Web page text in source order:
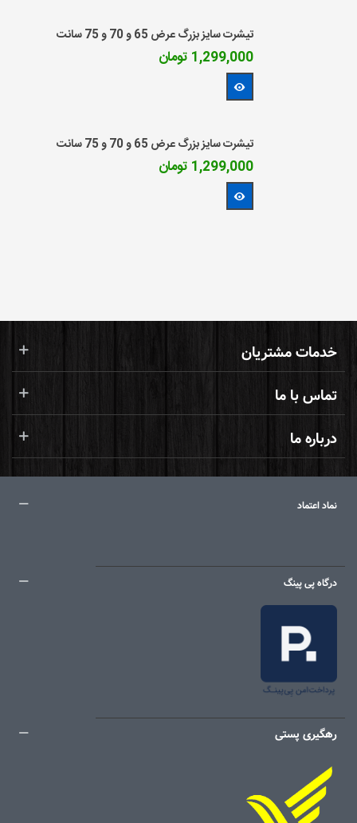
تیشرت سایز بزرگ عرض 65 و 70 و 75 سانت
1,299,000 تومان
تیشرت سایز بزرگ عرض 65 و 70 و 75 سانت
1,299,000 تومان
خدمات مشتریان
تماس با ما
درباره ما
نماد اعتماد
درگاه پی پینگ
رهگیری پستی